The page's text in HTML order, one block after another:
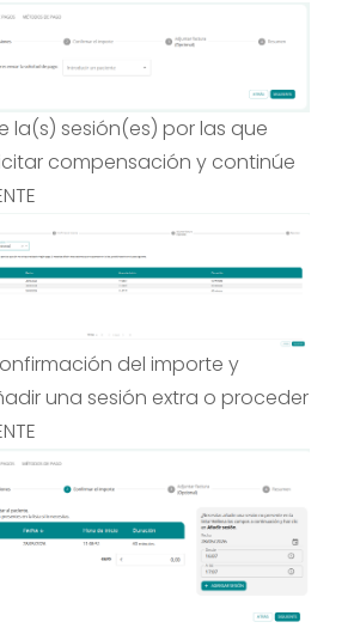
la(s) sesión(es) por las que
compensación y continúe
del importe y
una sesión extra o proceder